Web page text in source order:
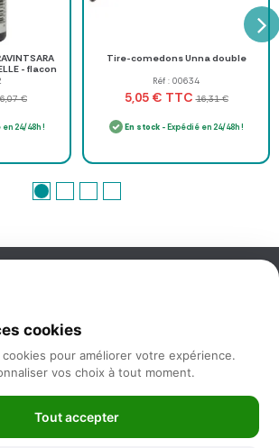
- flacon
6,07 €
24/48h !
Tire-comedons Unna double
Réf : 00634
5,05 € TTC 16,31 €
En stock- Expédié en 24/48h !
cookies
pour améliorer votre expérience.
vos choix à tout moment.
Tout accepter